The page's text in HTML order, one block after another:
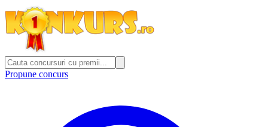
Propune concurs